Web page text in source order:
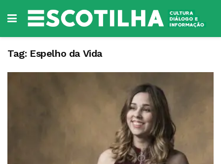
Tag: Espelho da Vida